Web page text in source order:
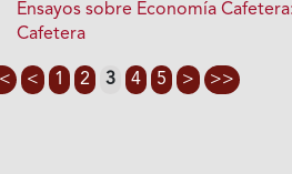
Ensayos sobre Economía
Cafetera
< 1 2 3 4 5 > >>